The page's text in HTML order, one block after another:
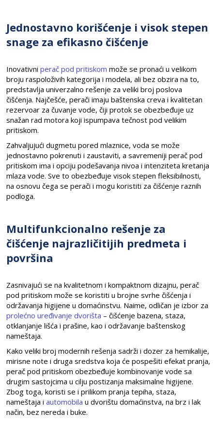
Jednostavno korišćenje i visok stepen
snage za efikasno čišćenje
Inovativniperač pod pritiskom može se pronaći u velikom
broju raspoloživih kategorija i modela, ali bez obzira na to,
predstavlja univerzalno rešenje za veliki broj poslova
čišćenja. Najčešće, perači imaju baštenska creva i kvalitetan
rezervoar za čuvanje vode, čiji protok se obezbeđuje uz
snažan rad motora koji ispumpava tečnost pod velikim
pritiskom.
Zahvaljujući dugmetu pored mlaznice, voda se može
jednostavno pokrenuti i zaustaviti, a savremeniji perač pod
pritiskom ima i opciju podešavanja nivoa i intenziteta kretanja
mlaza vode. Sve to obezbeđuje visok stepen fleksibilnosti,
na osnovu čega se perači i mogu koristiti za čišćenje raznih
podloga.
Multifunkcionalno rešenje za
čišćenje najrazličitijih predmeta i
površina
Zasnivajući se na kvalitetnom i kompaktnom dizajnu, perač
pod pritiskom može se koristiti u brojne svrhe čišćenja i
održavanja higijene u domaćinstvu. Naime, odličan je izbor za
prolećno uređivanje dvorišta – čišćenje bazena, staza,
otklanjanje lišća i prašine, kao i održavanje baštenskog
nameštaja.
Kako veliki broj modernih rešenja sadrži i dozer za hemikalije,
mirisne note i druga sredstva koja će pospešiti efekat pranja,
perač pod pritiskom obezbeđuje kombinovanje vode sa
drugim sastojcima u cilju postizanja maksimalne higijene.
Zbog toga, koristi se i prilikom pranja tepiha, staza,
nameštaja iautomobila u dvorištu domaćinstva, na brz i lak
način, bez nereda i buke.